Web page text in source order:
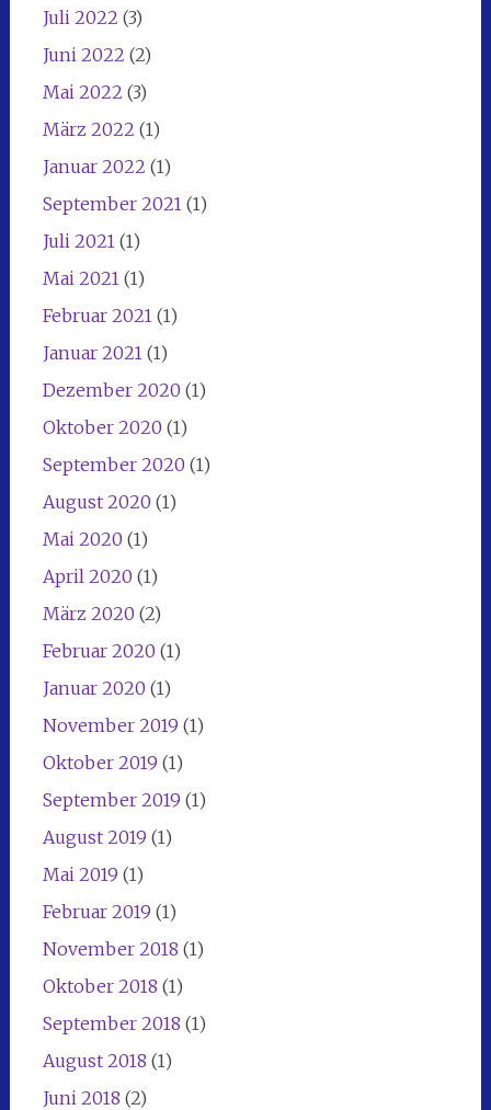
Juli 2022 (3)
Juni 2022 (2)
Mai 2022 (3)
März 2022 (1)
Januar 2022 (1)
September 2021 (1)
Juli 2021 (1)
Mai 2021 (1)
Februar 2021 (1)
Januar 2021 (1)
Dezember 2020 (1)
Oktober 2020 (1)
September 2020 (1)
August 2020 (1)
Mai 2020 (1)
April 2020 (1)
März 2020 (2)
Februar 2020 (1)
Januar 2020 (1)
November 2019 (1)
Oktober 2019 (1)
September 2019 (1)
August 2019 (1)
Mai 2019 (1)
Februar 2019 (1)
November 2018 (1)
Oktober 2018 (1)
September 2018 (1)
August 2018 (1)
Juni 2018 (2)